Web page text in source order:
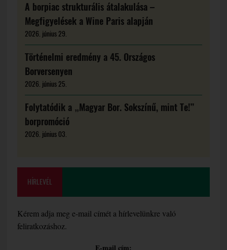
A borpiac strukturális átalakulása –
Megfigyelések a Wine Paris alapján
2026. június 29.
Történelmi eredmény a 45. Országos
Borversenyen
2026. június 25.
Folytatódik a „Magyar Bor. Sokszínű, mint Te!”
borpromóció
2026. június 03.
HÍRLEVÉL
Kérem adja meg e-mail címét a hírlevelünkre való
feliratkozáshoz.
E-mail cím: